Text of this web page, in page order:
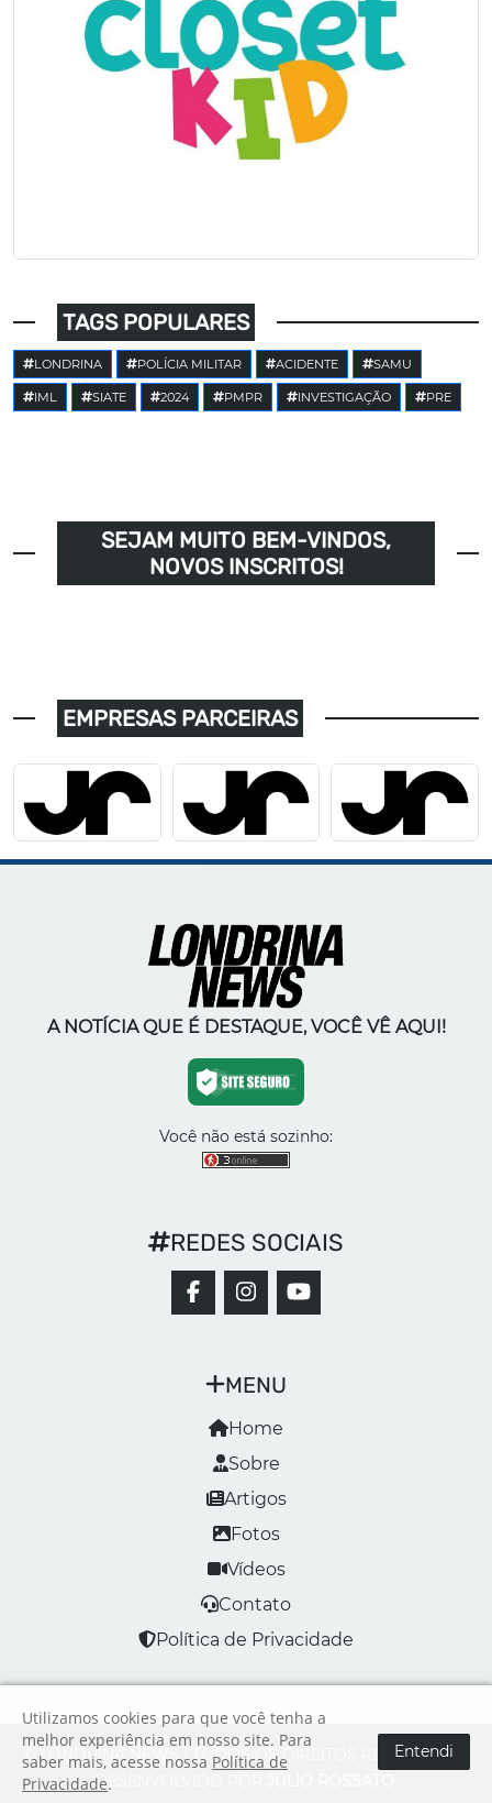
TAGS POPULARES
LONDRINA POLÍCIA MILITAR ACIDENTE SAMU
IML SIATE 2024 PMPR INVESTIGAÇÃO PRE
SEJAM MUITO BEM-VINDOS,
NOVOS INSCRITOS!
EMPRESAS PARCEIRAS
A NOTÍCIA QUE É DESTAQUE, VOCÊ VÊ AQUI!
Você não está sozinho:
MENU
Home
Sobre
Artigos
Fotos
Vídeos
Contato
Política de Privacidade
REDES SOCIAIS
© LONDRINA NEWS | TODOS OS DIREITOS RESERVADOS
DESENVOLVIDO POR
Utilizamos cookies para que você tenha a
melhor experiência em nosso site. Para
saber mais, acesse nossa Política de
Privacidade.
Entendi